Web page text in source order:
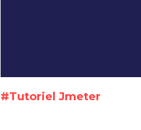
#Tutoriel Jmeter